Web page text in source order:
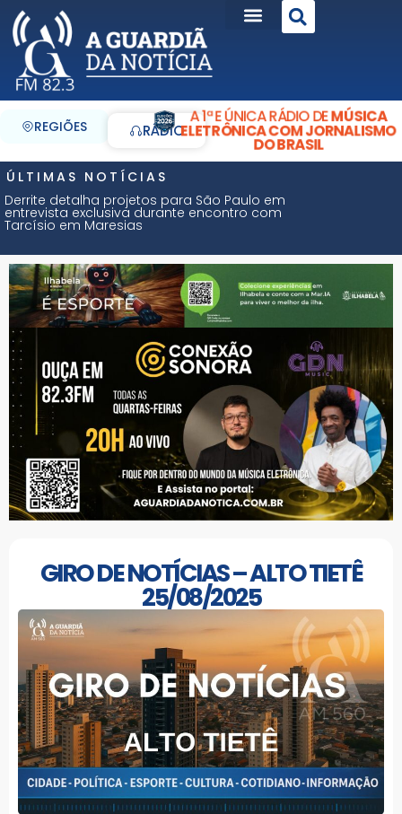
REGIÕES RÁDIO
A 1ª E ÚNICA RÁDIO DEMÚSICA
ELETRÔNICA COM JORNALISMO
DO BRASIL
ÚLTIMAS NOTÍCIAS
Derrite detalha projetos para São Paulo em
entrevista exclusiva durante encontro com
Tarcísio em Maresias
GIRO DE NOTÍCIAS – ALTO TIETÊ
25/08/2025